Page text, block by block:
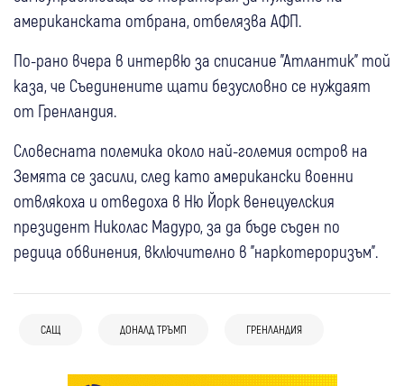
американската отбрана, отбелязва АФП.
По-рано вчера в интервю за списание "Атлантик" той
каза, че Съединените щати безусловно се нуждаят
от Гренландия.
Словесната полемика около най-големия остров на
Земята се засили, след като американски военни
отвлякоха и отведоха в Ню Йорк венецуелския
президент Николас Мадуро, за да бъде съден по
редица обвинения, включително в "наркотероризъм".
САЩ ДОНАЛД ТРЪМП ГРЕНЛАНДИЯ